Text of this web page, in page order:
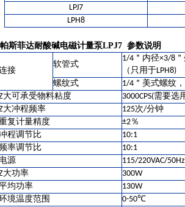
LPJ7
LPH8
帕斯菲达耐酸碱电磁计量泵LPJ7 参数说明
接
软管式
1/4＂内径×3/8
（只用于LPH8)
螺纹式
1/4＂美式螺纹
大可承受物料粘度
3000CPS(需要
大冲程频率
125次/分钟
复计量精度
±2％
程调节比
10:1
率调节比
10:1
源
115/220VAC/50Hz
大功率
300W
均功率
130W
境温度范围
0-50℃